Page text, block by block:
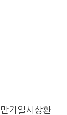
기일시상환